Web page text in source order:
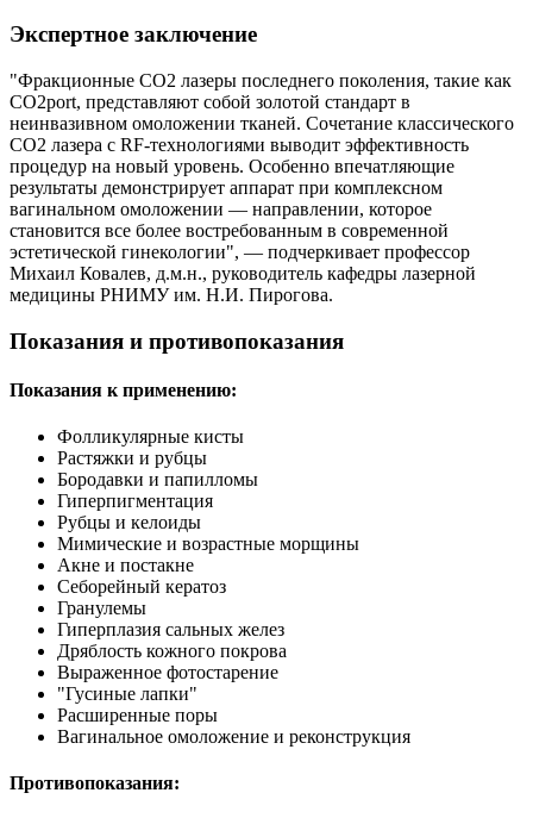
Экспертное заключение
"Фракционные CO2 лазеры последнего поколения, такие как
CO2port, представляют собой золотой стандарт в
неинвазивном омоложении тканей. Сочетание классического
CO2 лазера с RF-технологиями выводит эффективность
процедур на новый уровень. Особенно впечатляющие
результаты демонстрирует аппарат при комплексном
вагинальном омоложении — направлении, которое
становится все более востребованным в современной
эстетической гинекологии", — подчеркивает профессор
Михаил Ковалев, д.м.н., руководитель кафедры лазерной
медицины РНИМУ им. Н.И. Пирогова.
Показания и противопоказания
Показания к применению:
Фолликулярные кисты
Растяжки и рубцы
Бородавки и папилломы
Гиперпигментация
Рубцы и келоиды
Мимические и возрастные морщины
Акне и постакне
Себорейный кератоз
Гранулемы
Гиперплазия сальных желез
Дряблость кожного покрова
Выраженное фотостарение
"Гусиные лапки"
Расширенные поры
Вагинальное омоложение и реконструкция
Противопоказания: